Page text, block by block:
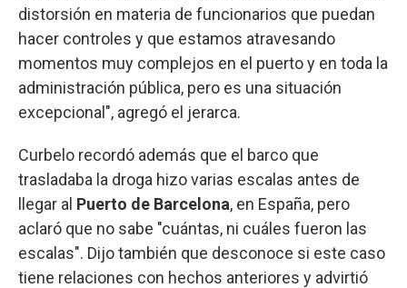
distorsión en materia de funcionarios que puedan
hacer controles y que estamos atravesando
momentos muy complejos en el puerto y en toda la
administración pública, pero es una situación
excepcional", agregó el jerarca.
Curbelo recordó además que el barco que
trasladaba la droga hizo varias escalas antes de
llegar al Puerto de Barcelona, en España, pero
aclaró que no sabe "cuántas, ni cuáles fueron las
escalas". Dijo también que desconoce si este caso
tiene relaciones con hechos anteriores y advirtió